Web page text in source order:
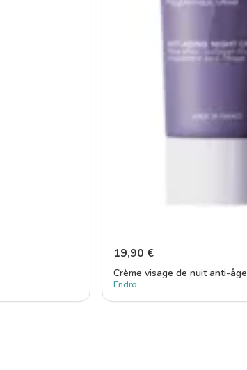
19,90 €
Crème visage de nuit anti-âge
Endro